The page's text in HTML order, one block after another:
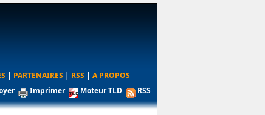
| PARTENAIRES | RSS | A PROPOS
Imprimer Moteur TLD RSS